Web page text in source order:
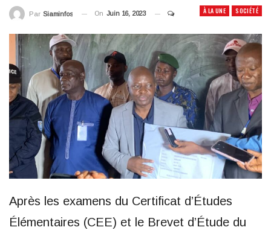
À LA UNE SOCIÉTÉ
Par Siaminfos On Juin 16, 2023
Après les examens du Certificat d’Études
Élémentaires (CEE) et le Brevet d’Étude du